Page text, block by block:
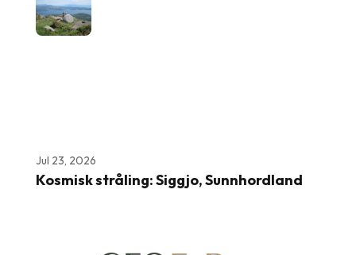
Jul 23, 2026
Kosmisk stråling: Siggjo, Sunnhordland